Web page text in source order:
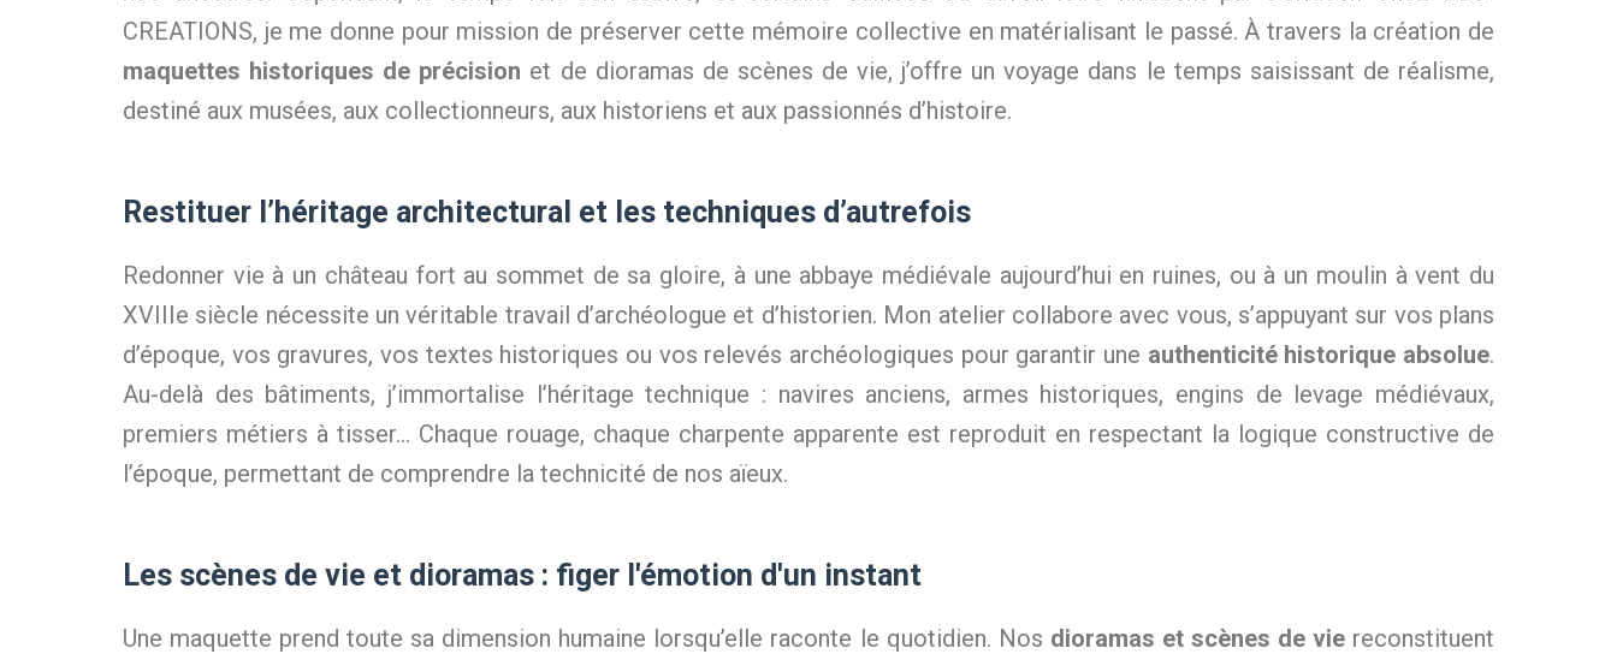
CREATIONS, je me donne pour mission de préserver cette mémoire collective en matérialisant le passé. À travers la création de
maquettes historiques de précision et de dioramas de scènes de vie, j’offre un voyage dans le temps saisissant de réalisme,
destiné aux musées, aux collectionneurs, aux historiens et aux passionnés d’histoire.
Restituer l’héritage architectural et les techniques d’autrefois
Redonner vie à un château fort au sommet de sa gloire, à une abbaye médiévale aujourd’hui en ruines, ou à un moulin à vent du
XVIIIe siècle nécessite un véritable travail d’archéologue et d’historien. Mon atelier collabore avec vous, s’appuyant sur vos plans
d’époque, vos gravures, vos textes historiques ou vos relevés archéologiques pour garantir une authenticité historique absolue.
Au-delà des bâtiments, j’immortalise l’héritage technique : navires anciens, armes historiques, engins de levage médiévaux,
premiers métiers à tisser… Chaque rouage, chaque charpente apparente est reproduit en respectant la logique constructive de
l’époque, permettant de comprendre la technicité de nos aïeux.
Les scènes de vie et dioramas : figer l'émotion d'un instant
Une maquette prend toute sa dimension humaine lorsqu’elle raconte le quotidien. Nos dioramas et scènes de viereconstituent